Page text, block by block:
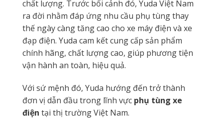
chất lượng. Trước bối cảnh đó, Yuda Việt Nam
ra đời nhằm đáp ứng nhu cầu phụ tùng thay
thế ngày càng tăng cao cho xe máy điện và xe
đạp điện. Yuda cam kết cung cấp sản phẩm
chính hãng, chất lượng cao, giúp phương tiện
vận hành an toàn, hiệu quả.
Với sứ mệnh đó, Yuda hướng đến trở thành
đơn vị dẫn đầu trong lĩnh vực phụ tùng xe
điện tại thị trường Việt Nam.